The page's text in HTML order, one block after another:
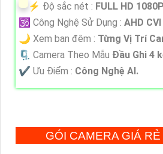
️⚡ Độ sắc nét : FULL HD
🕉️ Công Nghệ Sử Dụng : AHD
🌙 Xem ban đêm : Từng Vị Trí
🗜️ Camera Theo Mẫu Đầu Ghi 4
️✔️ Ưu Điểm : Công Nghệ AI.
GÓI CAMERA GIÁ